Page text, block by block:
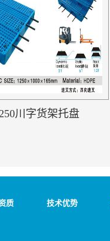
川字货架托盘
质 技术优势